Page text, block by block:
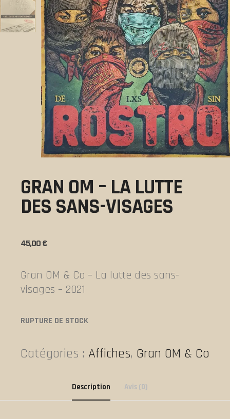
GRAN OM – LA LUTTE
DES SANS-VISAGES
45,00€
Gran OM & Co – La lutte des sans-
visages – 2021
RUPTURE DE STOCK
Catégories : Affiches, Gran OM & Co
Description Avis (0)